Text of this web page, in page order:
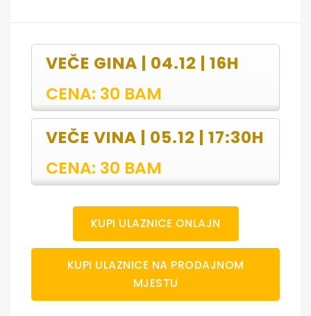
VEČE GINA | 04.12 | 16H
CENA: 30 BAM
VEČE VINA | 05.12 | 17:30H
CENA: 30 BAM
KUPI ULAZNICE ONLAJN
KUPI ULAZNICE NA PRODAJNOM
MJESTU